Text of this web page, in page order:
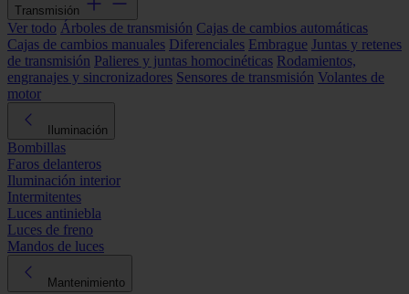
Transmisión
Ver todo Árboles de transmisión Cajas de cambios automáticas
Cajas de cambios manuales Diferenciales Embrague Juntas y retenes
de transmisión Palieres y juntas homocinéticas Rodamientos,
engranajes y sincronizadores Sensores de transmisión Volantes de
motor
Iluminación
Bombillas
Faros delanteros
Iluminación interior
Intermitentes
Luces antiniebla
Luces de freno
Mandos de luces
Mantenimiento